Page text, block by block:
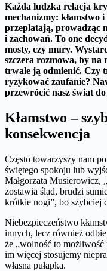
Każda ludzka relacja
mechanizmy: kłamstwo
przeplatają, prowadząc
i zachowań. To one
mosty, czy mury.
szczera rozmowa, by na
trwale ją odmienić. Czy
ryzykować zaufanie?
przewrócić nasz świat
Kłamstwo –
konsekwencja
Często towarzyszy nam
świętego spokoju lub
Małgorzata Musierowicz, „
zostawia ślad, brudzi
krótkie nogi”, bo szybciej
Niebezpieczeństwo
innych, lecz również
że „wolność to możliwość
im więcej stosujemy
własna pułapka.